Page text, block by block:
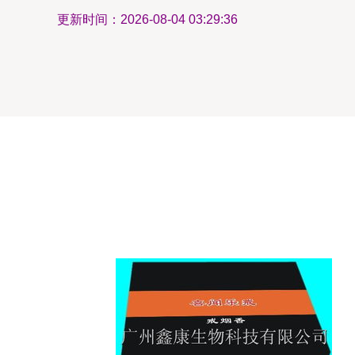
更新时间：2026-08-04 03:29:36